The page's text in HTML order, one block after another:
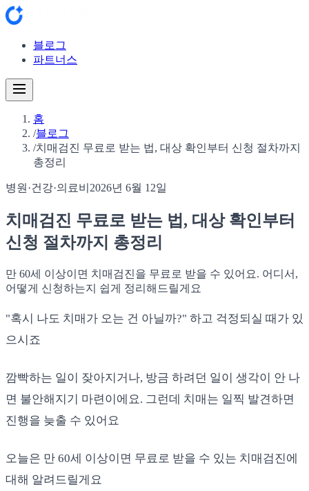
블로그
파트너스
홈
/블로그
/치매검진 무료로 받는 법, 대상 확인부터 신청 절차까지
총정리
병원·건강·의료비 2026년 6월 12일
치매검진 무료로 받는 법, 대상 확인부터
신청 절차까지 총정리
만 60세 이상이면 치매검진을 무료로 받을 수 있어요. 어디서,
어떻게 신청하는지 쉽게 정리해드릴게요
"혹시 나도 치매가 오는 건 아닐까?" 하고 걱정되실 때가 있
으시죠
깜빡하는 일이 잦아지거나, 방금 하려던 일이 생각이 안 나
면 불안해지기 마련이에요. 그런데 치매는 일찍 발견하면
진행을 늦출 수 있어요
오늘은 만 60세 이상이면 무료로 받을 수 있는 치매검진에
대해 알려드릴게요